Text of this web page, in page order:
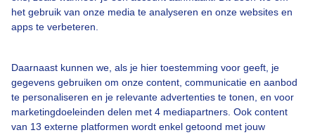
het gebruik van onze media te analyseren en onze websites en
apps te verbeteren.
Daarnaast kunnen we, als je hier toestemming voor geeft, je
gegevens gebruiken om onze content, communicatie en aanbod
te personaliseren en je relevante advertenties te tonen, en voor
marketingdoeleinden delen met 4 mediapartners. Ook content
van 13 externe platformen wordt enkel getoond met jouw